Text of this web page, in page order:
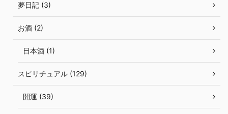
夢日記 (3)
お酒 (2)
日本酒 (1)
スピリチュアル (129)
開運 (39)